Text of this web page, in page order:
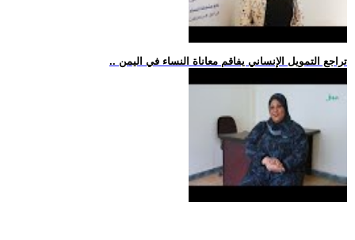
.. تراجع التمويل الإنساني يفاقم معاناة النساء في اليمن